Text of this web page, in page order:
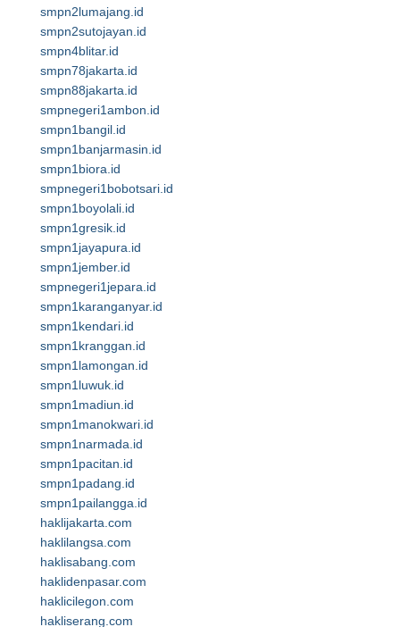
smpn2lumajang.id
smpn2sutojayan.id
smpn4blitar.id
smpn78jakarta.id
smpn88jakarta.id
smpnegeri1ambon.id
smpn1bangil.id
smpn1banjarmasin.id
smpn1biora.id
smpnegeri1bobotsari.id
smpn1boyolali.id
smpn1gresik.id
smpn1jayapura.id
smpn1jember.id
smpnegeri1jepara.id
smpn1karanganyar.id
smpn1kendari.id
smpn1kranggan.id
smpn1lamongan.id
smpn1luwuk.id
smpn1madiun.id
smpn1manokwari.id
smpn1narmada.id
smpn1pacitan.id
smpn1padang.id
smpn1pailangga.id
haklijakarta.com
haklilangsa.com
haklisabang.com
haklidenpasar.com
haklicilegon.com
hakliserang.com